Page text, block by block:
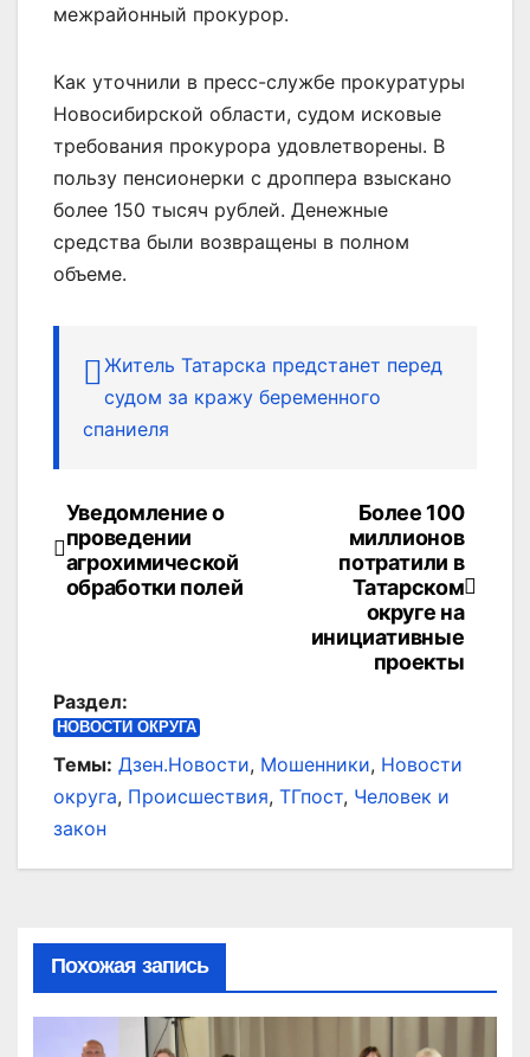
межрайонный прокурор.
Как уточнили в пресс-службе прокуратуры
Новосибирской области, судом исковые
требования прокурора удовлетворены. В
пользу пенсионерки с дроппера взыскано
более 150 тысяч рублей. Денежные
средства были возвращены в полном
объеме.
Житель Татарска предстанет перед
судом за кражу беременного
спаниеля
Навигация
по
Более 100
миллионов
потратили в
Татарском
округе на
инициативные
проекты
Уведомление о
проведении
агрохимической
обработки полей
Раздел:
НОВОСТИ ОКРУГА
Темы: Дзен.Новости, Мошенники, Новости
округа, Происшествия, ТГпост, Человек и
закон
Похожая запись